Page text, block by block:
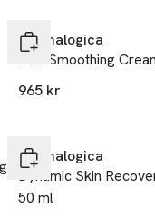
Dermalogica
Skin Smoothing
965 kr
Dermalogica
Dynamic Skin
50 ml